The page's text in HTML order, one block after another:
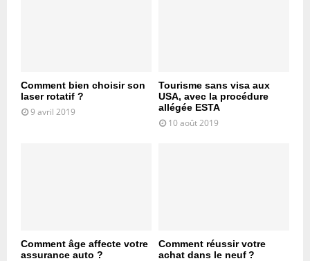
Comment bien choisir son
laser rotatif ?
9 avril 2019
Tourisme sans visa aux
USA, avec la procédure
allégée ESTA
10 août 2019
Comment âge affecte votre
assurance auto ?
Comment réussir votre
achat dans le neuf ?